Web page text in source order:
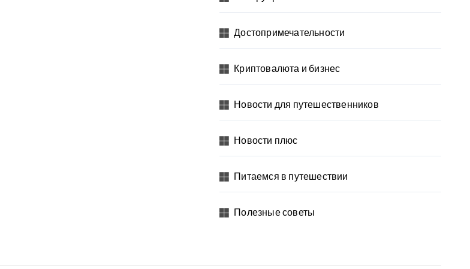
Достопримечательности
Криптовалюта и бизнес
Новости для путешественников
Новости плюс
Питаемся в путешествии
Полезные советы